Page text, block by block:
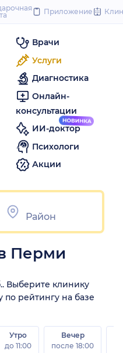
to
Приложение
Врачи
Услуги
Диагностика
Онлайн-
консультации
ИИ-доктор
Психологи
Акции
Перми
Выберите клинику
по рейтингу на базе
Утро
до 11:00
Вечер
после 18:00